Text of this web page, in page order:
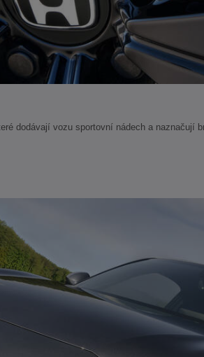
dodávají vozu sportovní nádech a naznačují